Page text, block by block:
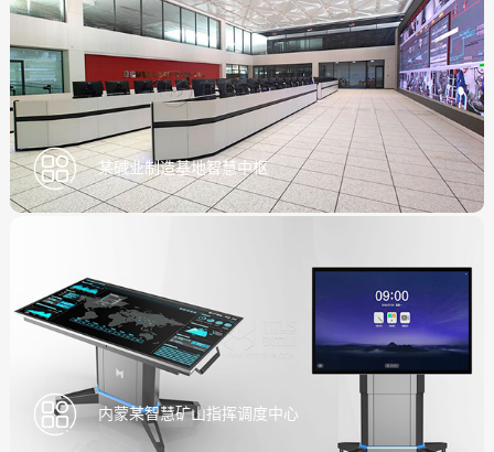
某碱业制造基地智慧中枢
内蒙某智慧矿山指挥调度中心